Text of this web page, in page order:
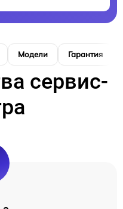
Модели Гарантия
сервис-